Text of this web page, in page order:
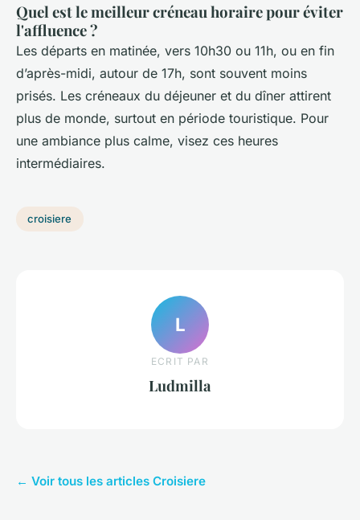
Quel est le meilleur créneau horaire pour éviter
l'affluence ?
Les départs en matinée, vers 10h30 ou 11h, ou en fin
d’après-midi, autour de 17h, sont souvent moins
prisés. Les créneaux du déjeuner et du dîner attirent
plus de monde, surtout en période touristique. Pour
une ambiance plus calme, visez ces heures
intermédiaires.
croisiere
L
ECRIT PAR
Ludmilla
← Voir tous les articles Croisiere